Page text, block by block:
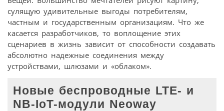
сулящую удивительные выгоды потребителям,
частным и государственным организациям. Что же
касается разработчиков, то воплощение этих
сценариев в жизнь зависит от способности создавать
абсолютно надежные соединения между
устройствами, шлюзами и «облаком».
Новые беспроводные LTE- и
NB-IoT-модули Neoway